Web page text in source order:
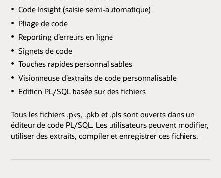
Code Insight (saisie semi-automatique)
Pliage de code
Reporting d’erreurs en ligne
Signets de code
Touches rapides personnalisables
Visionneuse d’extraits de code personnalisable
Edition PL/SQL basée sur des fichiers
Tous les fichiers .pks, .pkb et .pls sont ouverts dans un
éditeur de code PL/SQL. Les utilisateurs peuvent modifier,
utiliser des extraits, compiler et enregistrer ces fichiers.